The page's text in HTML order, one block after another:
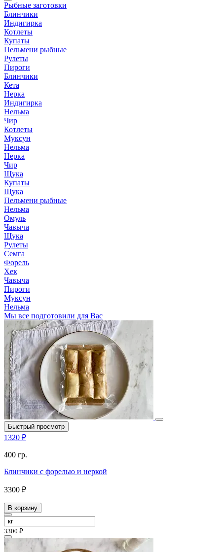
Рыбные заготовки
Блинчики
Индигирка
Котлеты
Купаты
Пельмени рыбные
Рулеты
Пироги
Блинчики
Кета
Нерка
Индигирка
Нельма
Чир
Котлеты
Муксун
Нельма
Нерка
Чир
Щука
Купаты
Щука
Пельмени рыбные
Нельма
Омуль
Чавыча
Щука
Рулеты
Семга
Форель
Хек
Чавыча
Пироги
Муксун
Нельма
Мы все подготовили для Вас
Быстрый просмотр
1320 ₽
400 гр.
Блинчики с форелью и неркой
3300 ₽
В корзину
3300 ₽